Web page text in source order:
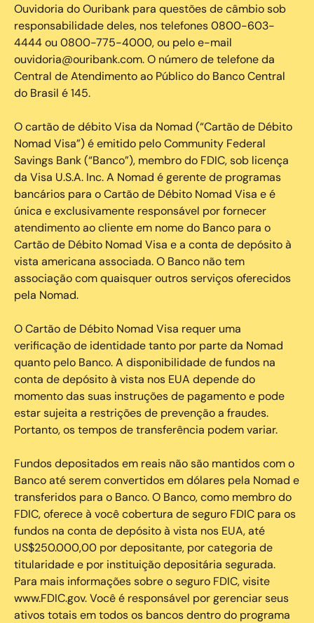
Ouvidoria do Ouribank para questões de câmbio sob
responsabilidade deles, nos telefones 0800-603-
4444 ou 0800-775-4000, ou pelo e-mail
ouvidoria@ouribank.com. O número de telefone da
Central de Atendimento ao Público do Banco Central
do Brasil é 145.
O cartão de débito Visa da Nomad (“Cartão de Débito
Nomad Visa”) é emitido pelo Community Federal
Savings Bank (“Banco”), membro do FDIC, sob licença
da Visa U.S.A. Inc. A Nomad é gerente de programas
bancários para o Cartão de Débito Nomad Visa e é
única e exclusivamente responsável por fornecer
atendimento ao cliente em nome do Banco para o
Cartão de Débito Nomad Visa e a conta de depósito à
vista americana associada. O Banco não tem
associação com quaisquer outros serviços oferecidos
pela Nomad.
O Cartão de Débito Nomad Visa requer uma
verificação de identidade tanto por parte da Nomad
quanto pelo Banco. A disponibilidade de fundos na
conta de depósito à vista nos EUA depende do
momento das suas instruções de pagamento e pode
estar sujeita a restrições de prevenção a fraudes.
Portanto, os tempos de transferência podem variar.
Fundos depositados em reais não são mantidos com o
Banco até serem convertidos em dólares pela Nomad e
transferidos para o Banco. O Banco, como membro do
FDIC, oferece à você cobertura de seguro FDIC para os
fundos na conta de depósito à vista nos EUA, até
US$250.000,00 por depositante, por categoria de
titularidade e por instituição depositária segurada.
Para mais informações sobre o seguro FDIC, visite
www.FDIC.gov. Você é responsável por gerenciar seus
ativos totais em todos os bancos dentro do programa